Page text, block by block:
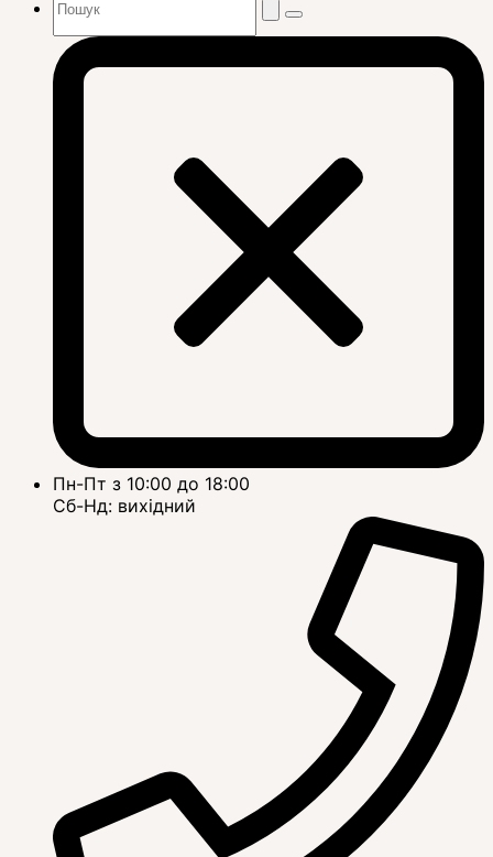
Пн-Пт з 10:00 до 18:00
Сб-Нд: вихідний